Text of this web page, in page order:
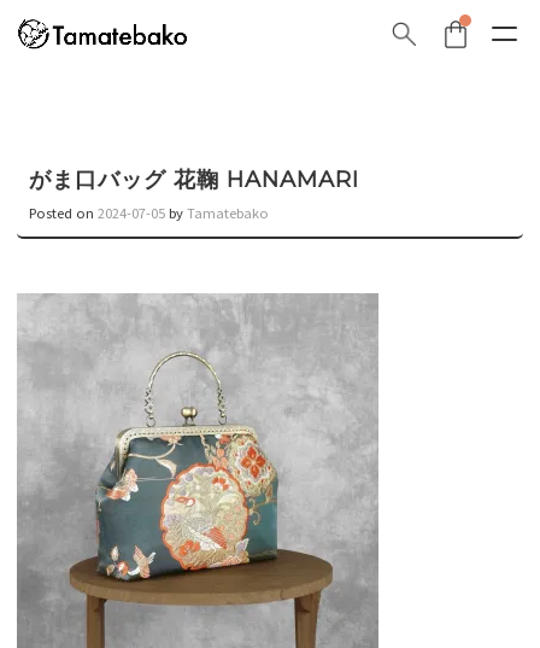
がま口バッグ 花鞠 HANAMARI
Posted on 2024-07-05 byTamatebako